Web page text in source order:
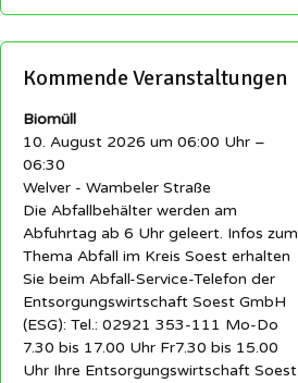
Kommende Veranstaltungen
Biomüll
10. August 2026 um 06:00 Uhr –
06:30
Welver - Wambeler Straße
Die Abfallbehälter werden am
Abfuhrtag ab 6 Uhr geleert. Infos zum
Thema Abfall im Kreis Soest erhalten
Sie beim Abfall-Service-Telefon der
Entsorgungswirtschaft Soest GmbH
(ESG): Tel.: 02921 353-111 Mo-Do
7.30 bis 17.00 Uhr Fr7.30 bis 15.00
Uhr Ihre Entsorgungswirtschaft Soest